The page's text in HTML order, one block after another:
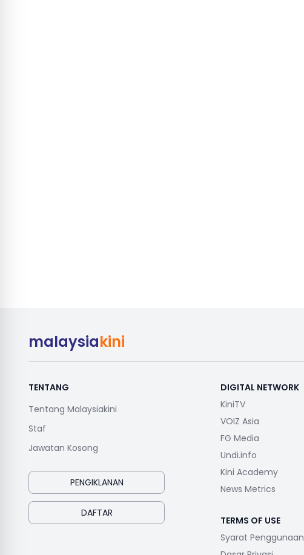
malaysiakini
TENTANG
Tentang Malaysiakini
Staf
Jawatan Kosong
PENGIKLANAN
DAFTAR
DIGITAL NETWORK
KiniTV
VOIZ Asia
FG Media
Undi.info
Kini Academy
News Metrics
TERMS OF USE
Syarat Penggunaan